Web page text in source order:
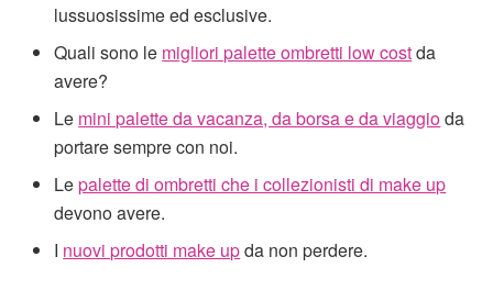
lussuosissime ed esclusive.
Quali sono le migliori palette ombretti low costda
avere?
Le mini palette da vacanza, da borsa e da viaggioda
portare sempre con noi.
Lepalette di ombretti che i collezionisti di make up
devono avere.
I nuovi prodotti make upda non perdere.